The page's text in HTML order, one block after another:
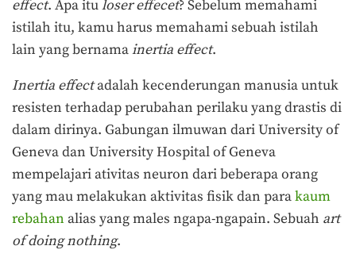
effect. Apa ituloser effecet? Sebelum memahami
istilah itu, kamu harus memahami sebuah istilah
lain yang bernamainertia effect.
Inertia effectadalah kecenderungan manusia untuk
resisten terhadap perubahan perilaku yang drastis di
dalam dirinya. Gabungan ilmuwan dari University of
Geneva dan University Hospital of Geneva
mempelajari ativitas neuron dari beberapa orang
yang mau melakukan aktivitas fisik dan parakaum
rebahan alias yang males ngapa-ngapain. Sebuah art
of doing nothing.